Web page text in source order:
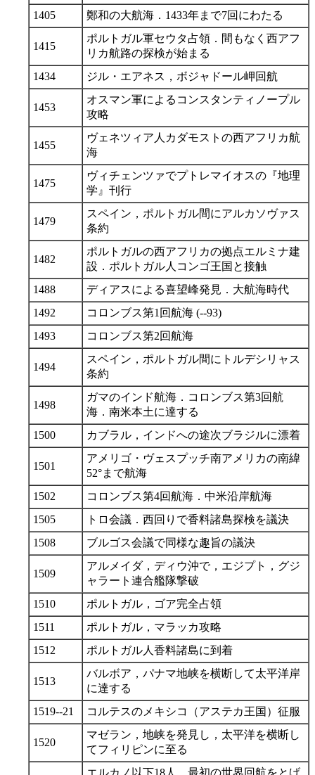
1405
鄭和の大航海．1433年まで7回にわたる
1415
ポルトガル軍セウタ占領．間もなく西アフ
リカ航路の探検が始まる
1434
ジル・エアネス，ボジャドール岬回航
1453
オスマン軍によるコンスタンティノープル
攻略
1455
ヴェネツィア人カダモストの西アフリカ航
海
1475
ヴィチェンツァでプトレマイオスの『地理
学』刊行
1479
スペイン，ポルトガル間にアルカソヴァス
条約
1482
ポルトガルの西アフリカの拠点エルミナ建
設．ポルトガル人コンゴ王国と接触
1488
ディアスによる喜望峰発見．大航海時代
1492
コロンブス第1回航海 (--93)
1493
コロンブス第2回航海
1494
スペイン，ポルトガル間にトルデシリャス
条約
1498
ガマのインド航海．コロンブス第3回航
海．南米本土に達する
1500
カブラル，インドへの途次ブラジルに漂着
1501
アメリゴ・ヴェスプッチ南アメリカの南緯
52°まで航海
1502
コロンブス第4回航海．中米沿岸航海
1505
トロ会議．西回りで香料諸島探検を議決
1508
ブルゴス会議で同様な趣旨の議決
1509
アルメイダ，ディウ沖で，エジプト，グジ
ャラート連合艦隊撃破
1510
ポルトガル，ゴア完全占領
1511
ポルトガル，マラッカ攻略
1512
ポルトガル人香料諸島に到着
1513
バルボア，パナマ地峡を横断して太平洋岸
に達する
1519--21
コルテスのメキシコ（アステカ王国）征服
1520
マゼラン，地峡を発見し，太平洋を横断し
てフィリピンに至る